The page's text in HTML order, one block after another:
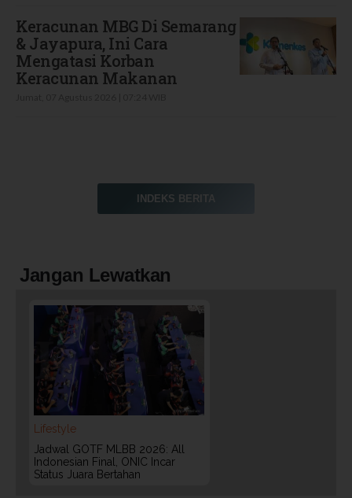
Keracunan MBG Di Semarang
& Jayapura, Ini Cara
Mengatasi Korban
Keracunan Makanan
INDEKS BERITA
Jangan Lewatkan
Lifestyle
Jadwal GOTF MLBB 2026: All
Indonesian Final, ONIC Incar
Status Juara Bertahan